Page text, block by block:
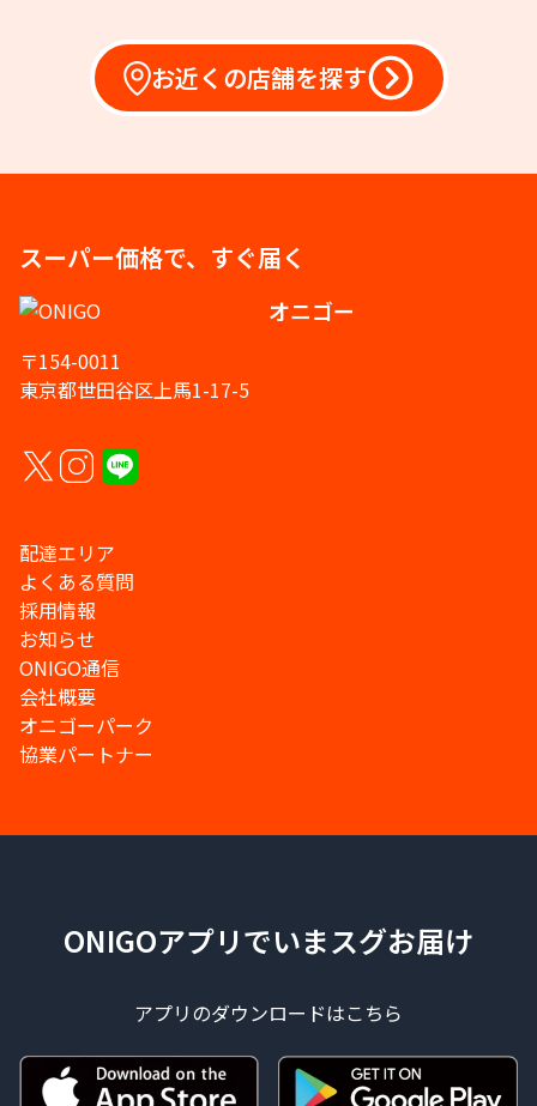
お近くの店舗を探す
スーパー価格で、すぐ届く
オニゴー
〒154-0011
東京都世田谷区上馬1-17-5
配達エリア
よくある質問
採用情報
お知らせ
ONIGO通信
会社概要
オニゴーパーク
協業パートナー
ONIGOアプリでいまスグお届け
アプリのダウンロードはこちら